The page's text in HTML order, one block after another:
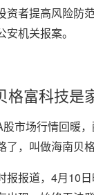
资者提高风险防
安机关报案。
格富科技是
市场行情回暖
了，叫做海南贝
报报道，4月10